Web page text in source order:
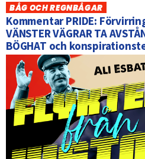
BÅG OCH REGNBÅGAR
Kommentar PRIDE:
VÄNSTER VÄGRAR TA
BÖGHAT och